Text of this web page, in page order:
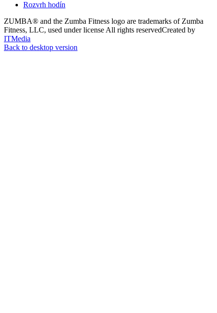
Rozvrh hodín
ZUMBA® and the Zumba Fitness logo are trademarks of Zumba
Fitness, LLC, used under license All rights reservedCreated by
ITMedia
Back to desktop version